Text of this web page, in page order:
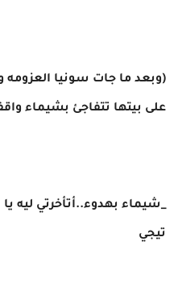
(وبعد ما جات سونيا العزومه
على بيتها تتفاجئ بشيماء
_شيماء بهدوء..أتأخرتي ليه
تيجي